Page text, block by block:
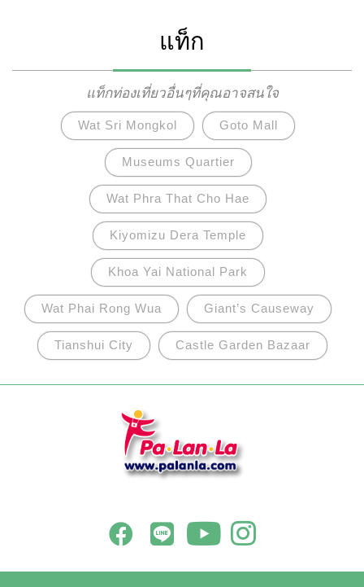
ตั้งอยู่ที่ตำบลประตูชัย อำเภอพระนครศรีอยุธยา
จังหวัดพระนครศรีอยุธยา
แท็ก
แท็กท่องเที่ยวอื่นๆที่คุณอาจสนใจ
Wat Sri Mongkol Goto Mall
Museums Quartier
Wat Phra That Cho Hae
Kiyomizu Dera Temple
Khoa Yai National Park
Wat Phai Rong Wua Giant’s Causeway
Tianshui City Castle Garden Bazaar